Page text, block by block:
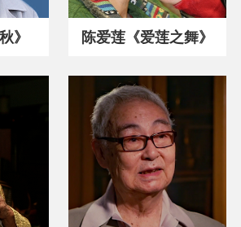
》 陈爱莲《爱莲之舞》